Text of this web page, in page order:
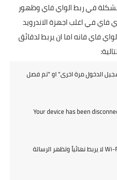
مشكلة في ربط الواي فاي وظهور
فاي في اغلب اجهزة الاندرويد
فاي فانه اما ان يربط لدقائق
الدخول مرة اخرى" او "تم فصل
"Your device has been
وكذلك في بعض الاحيان ان الـ Wi-Fi لا يربط نهائياً وتظهر الرسالة